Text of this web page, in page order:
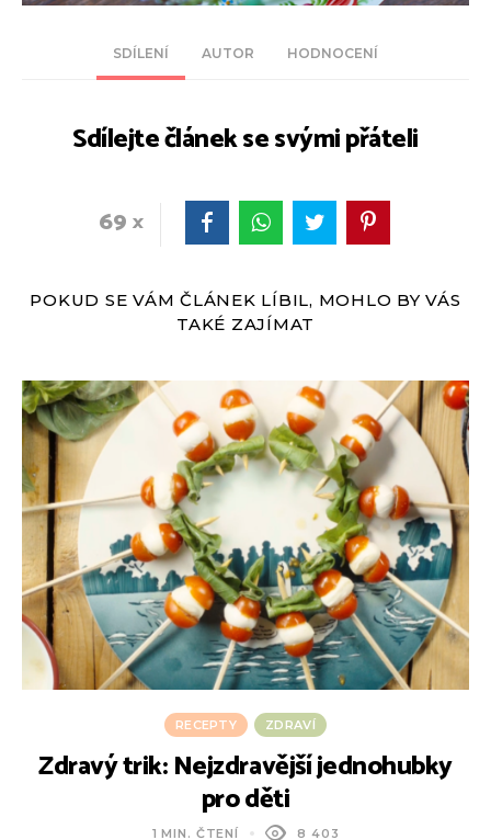
SDÍLENÍ AUTOR HODNOCENÍ
Sdílejte článek se svými přáteli
69
POKUD SE VÁM ČLÁNEK LÍBIL, MOHLO BY VÁS
TAKÉ ZAJÍMAT
RECEPTY ZDRAVÍ
Zdravý trik: Nejzdravější jednohubky
pro děti
1 MIN. ČTENÍ 8 403